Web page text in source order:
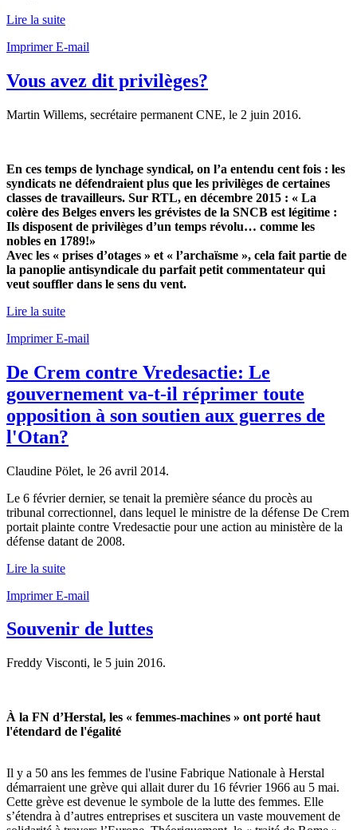
Lire la suite
ImprimerE-mail
Vous avez dit privilèges?
Martin Willems, secrétaire permanent CNE, le 2 juin 2016.
En ces temps de lynchage syndical, on l’a entendu cent fois : les
syndicats ne défendraient plus que les privilèges de certaines
classes de travailleurs. Sur RTL, en décembre 2015 : « La
colère des Belges envers les grévistes de la SNCB est légitime :
Ils disposent de privilèges d’un temps révolu… comme les
nobles en 1789!»
Avec les « prises d’otages » et « l’archaïsme », cela fait partie de
la panoplie antisyndicale du parfait petit commentateur qui
veut souffler dans le sens du vent.
Lire la suite
ImprimerE-mail
De Crem contre Vredesactie: Le
gouvernement va-t-il réprimer toute
opposition à son soutien aux guerres de
l'Otan?
Claudine Pölet, le 26 avril 2014.
Le 6 février dernier, se tenait la première séance du procès au
tribunal correctionnel, dans lequel le ministre de la défense De Crem
portait plainte contre Vredesactie pour une action au ministère de la
défense datant de 2008.
Lire la suite
ImprimerE-mail
Souvenir de luttes
Freddy Visconti, le 5 juin 2016.
À la FN d’Herstal, les « femmes-machines » ont porté haut
l'étendard de l'égalité
Il y a 50 ans les femmes de l'usine Fabrique Nationale à Herstal
démarraient une grève qui allait durer du 16 février 1966 au 5 mai.
Cette grève est devenue le symbole de la lutte des femmes. Elle
s’étendra à d’autres entreprises et suscitera un vaste mouvement de